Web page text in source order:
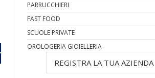
PARRUCCHIERI
FAST FOOD
SCUOLE PRIVATE
OROLOGERIA GIOIELLERIA
REGISTRA LA TUA AZIENDA